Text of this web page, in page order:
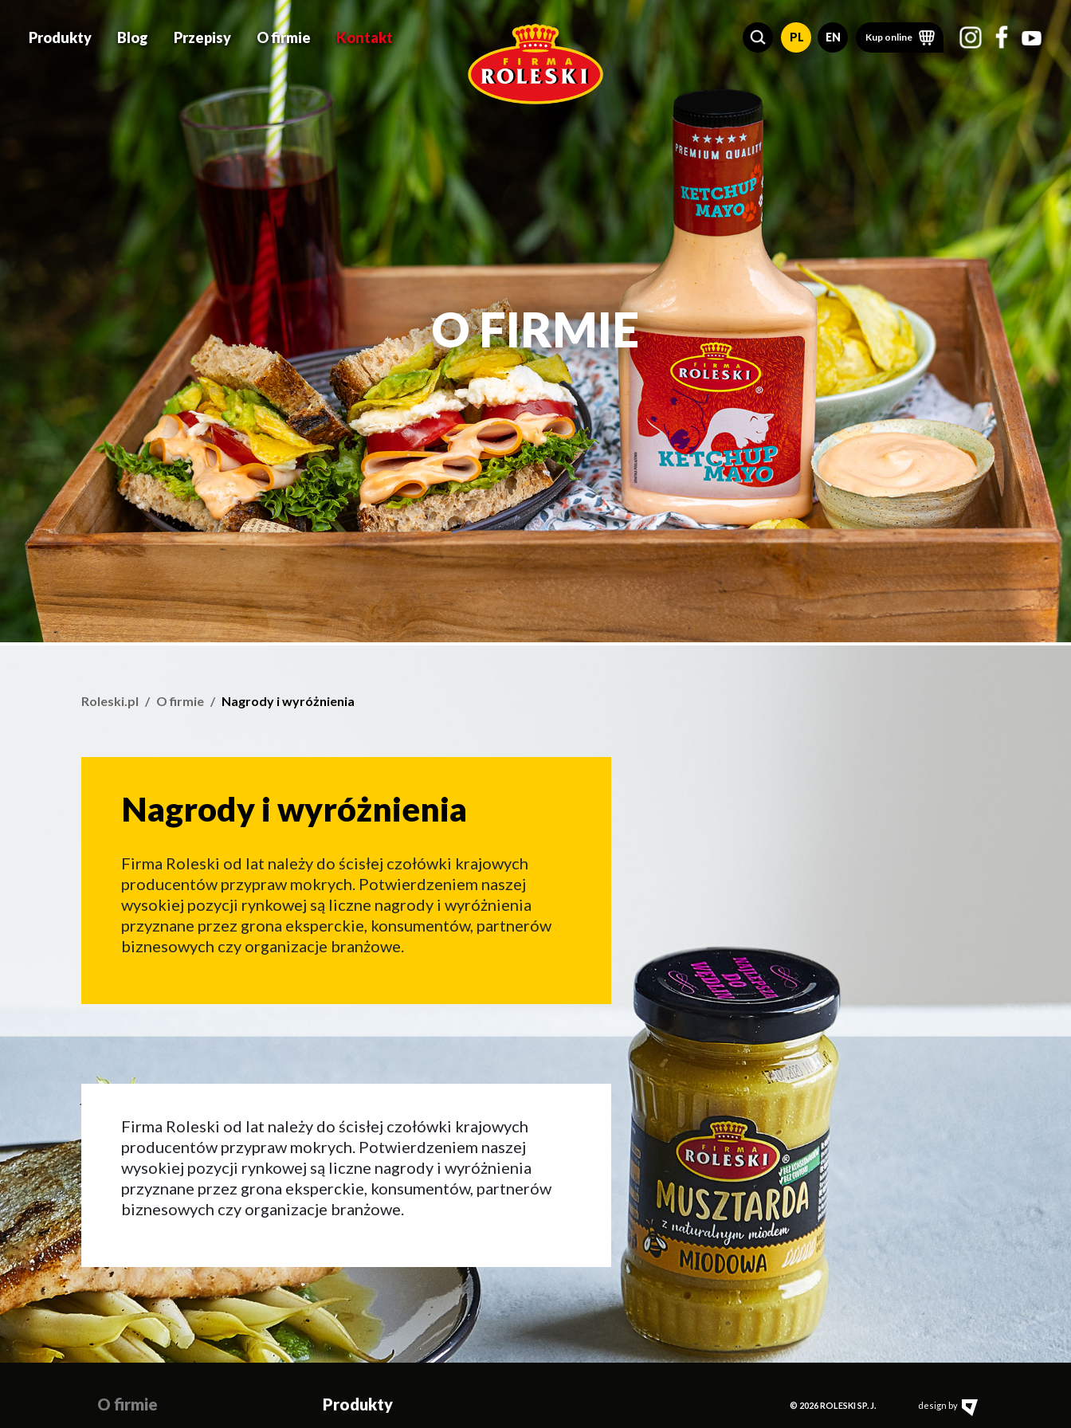
Produkty Blog Przepisy O firmie Kontakt PL EN Kup online
O FIRMIE
Roleski.pl O firmie Nagrody i wyróżnienia
Nagrody i wyróżnienia
Nagrody i wyróżnienia
Firma Roleski od lat należy do ścisłej czołówki krajowych
producentów przypraw mokrych. Potwierdzeniem naszej
wysokiej pozycji rynkowej są liczne nagrody i wyróżnienia
przyznane przez grona eksperckie, konsumentów, partnerów
biznesowych czy organizacje branżowe.
Firma Roleski od lat należy do ścisłej czołówki krajowych
producentów przypraw mokrych. Potwierdzeniem naszej
wysokiej pozycji rynkowej są liczne nagrody i wyróżnienia
przyznane przez grona eksperckie, konsumentów, partnerów
biznesowych czy organizacje branżowe.
O firmie Produkty © 2026 ROLESKI SP. J. design by